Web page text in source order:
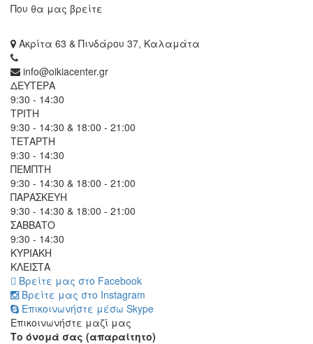
Που θα μας βρείτε
Ακρίτα 63 & Πινδάρου 37, Καλαμάτα
info@oikiacenter.gr
ΔΕΥΤΕΡΑ
9:30 - 14:30
ΤΡΙΤΗ
9:30 - 14:30 & 18:00 - 21:00
ΤΕΤΑΡΤΗ
9:30 - 14:30
ΠΕΜΠΤΗ
9:30 - 14:30 & 18:00 - 21:00
ΠΑΡΑΣΚΕΥΗ
9:30 - 14:30 & 18:00 - 21:00
ΣΑΒΒΑΤΟ
9:30 - 14:30
ΚΥΡΙΑΚΗ
ΚΛΕΙΣΤΑ
Βρείτε μας στο Facebook
Βρείτε μας στο Instagram
Επικοινωνήστε μέσω Skype
Επικοινωνήστε μαζί μας
Το όνομά σας (απαραίτητο)